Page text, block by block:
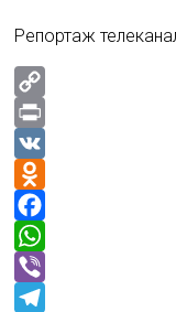
Репортаж
C
o
p
y
L
n
P
i
n
t
V
K
O
d
n
o
F
a
c
W
h
V